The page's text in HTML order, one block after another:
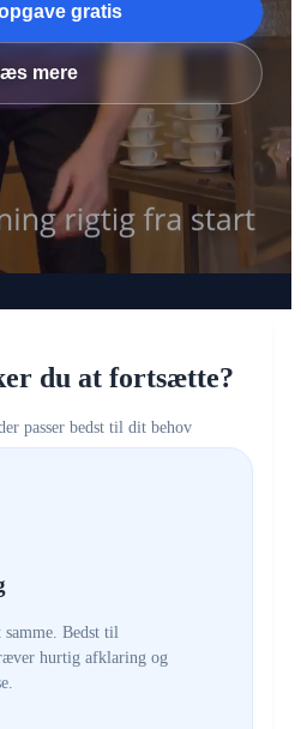
gratis
mere
du at fortsætte?
passer bedst til dit behov
samme. Bedst til
hurtig afklaring og